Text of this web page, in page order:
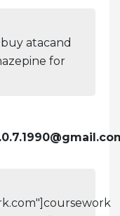
atacand
for